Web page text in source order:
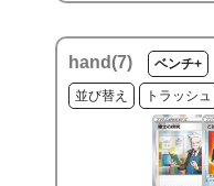
hand(7) ベンチ+
並び替え トラッシュ